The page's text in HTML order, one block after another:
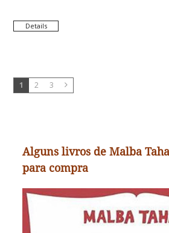
Details
1 2 3
Alguns livros de Malba
para compra
O
Em uma viagem, o cocheiro